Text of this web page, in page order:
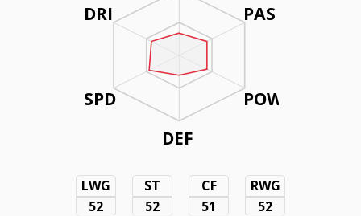
PAS
POW
DEF
DRI
SPD
LWG
52
ST
52
CF
51
RWG
52